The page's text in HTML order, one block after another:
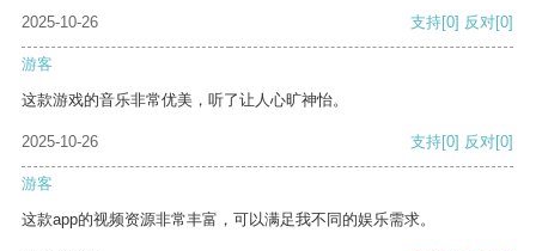
2025-10-26 支持[0] 反对[0]
游客
这款游戏的音乐非常优美，听了让人心旷神怡。
2025-10-26 支持[0] 反对[0]
游客
这款app的视频资源非常丰富，可以满足我不同的娱乐需求。